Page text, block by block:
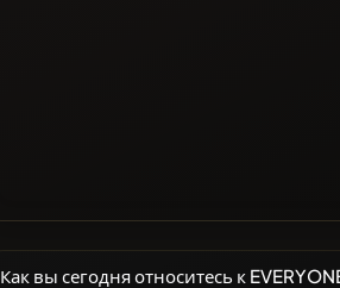
Как вы сегодня относитесь к